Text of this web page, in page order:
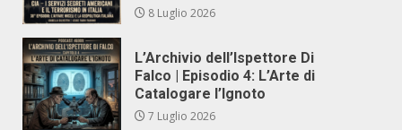
8 Luglio 2026
L’Archivio dell’Ispettore Di
Falco | Episodio 4: L’Arte di
Catalogare l’Ignoto
7 Luglio 2026